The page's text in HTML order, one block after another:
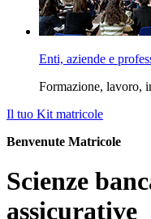
Enti, aziende e
Formazione, lavoro,
Il tuo Kit matricole
Benvenute Matricole
Scienze
assicurative